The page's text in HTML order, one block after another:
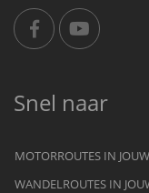
Snel naar
MOTORROUTES IN
WANDELROUTES IN